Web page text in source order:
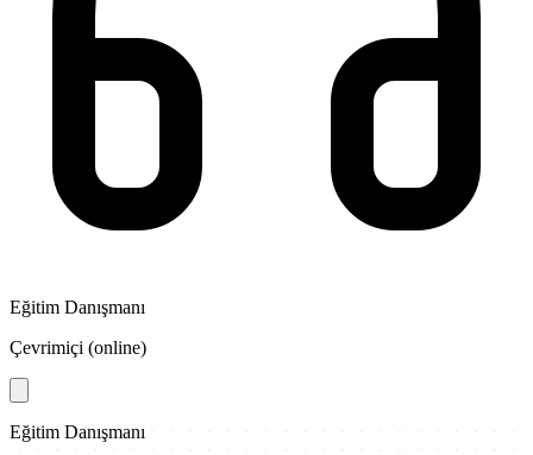
Eğitim Danışmanı
Çevrimiçi (online)
Eğitim Danışmanı